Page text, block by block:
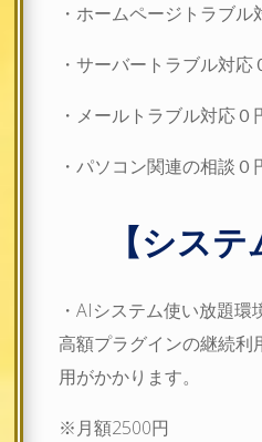
・ホームページトラブル
・サーバートラブル対応
・メールトラブル対応０
・パソコン関連の相談０
【システ
・AIシステム使い放題
高額プラグインの継続利
用がかかります。
※月額2500円